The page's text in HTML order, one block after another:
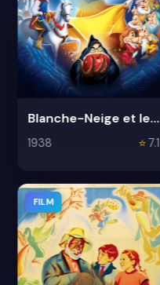
Blanche-Neige et les Sept Nains
1938 ⭐7.1
FILM